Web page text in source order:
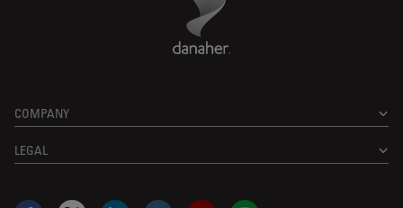
COMPANY
LEGAL